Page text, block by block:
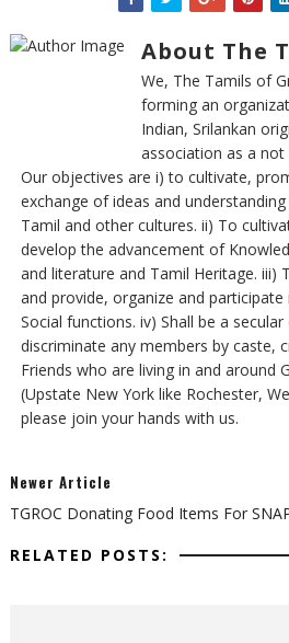
About The
We, The Tamils of
forming an
Indian, Srilankan
association as a
Our objectives are i) to cultivate,
exchange of ideas and
Tamil and other cultures. ii) To
develop the advancement of
and literature and Tamil Heritage. iii)
and provide, organize and participate
Social functions. iv) Shall be a
discriminate any members by caste,
Friends who are living in and around
(Upstate New York like Rochester,
please join your hands with us.
Newer Article
TGROC Donating Food Items For
RELATED POSTS: